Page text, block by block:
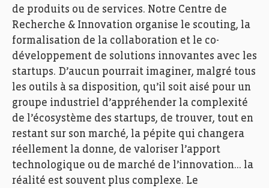
de produits ou de services. Notre Centre de
Recherche & Innovation organise le scouting, la
formalisation de la collaboration et le co-
développement de solutions innovantes avec les
startups. D’aucun pourrait imaginer, malgré tous
les outils à sa disposition, qu’il soit aisé pour un
groupe industriel d’appréhender la complexité
de l’écosystème des startups, de trouver, tout en
restant sur son marché, la pépite qui changera
réellement la donne, de valoriser l’apport
technologique ou de marché de l’innovation… la
réalité est souvent plus complexe. Le